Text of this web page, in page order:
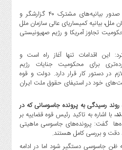
وی افزود: نتیجه این اقدامات، صدور بیانیه‌های مشترک ۴۰ گزارشگر و
بیانیه کمیساریای عالی سازمان ملل
تجاوز آمریکا و رژیم صهیونیستی
این اقدامات تنها آغاز راه است و
برای محکومیت جنایات رژیم
در دستور کار قرار دارد. دولت و قوه
خود در استیفای حقوق ملت ایران
روند رسیدگی به پرونده جاسوسانی که در
، با اشاره به تاکید رئیس قوه قضاییه بر
گفت: پرونده‌های جاسوسی ماهیتی
دقت و بررسی کامل هستند.
جاسوسی دستگیر شود اما در ادامه